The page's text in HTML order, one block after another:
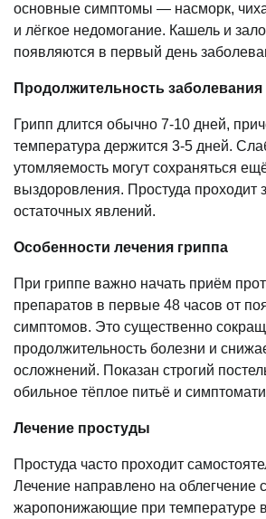
основные симптомы — насморк,
и лёгкое недомогание. Кашель и
появляются в первый день
Продолжительность заболевания
Грипп длится обычно 7-10 дней,
температура держится 3-5 дней.
утомляемость могут сохраняться
выздоровления. Простуда проходит
остаточных явлений.
Особенности лечения гриппа
При гриппе важно начать приём
препаратов в первые 48 часов от
симптомов. Это существенно
продолжительность болезни и
осложнений. Показан строгий
обильное тёплое питьё и
Лечение простуды
Простуда часто проходит
Лечение направлено на облегчение
жаропонижающие при температуре